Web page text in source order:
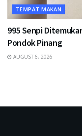
TEMPAT MAKAN
995 Senpi
Pondok Pinang
AUGUST 6, 2026